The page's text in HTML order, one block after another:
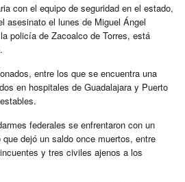
con el equipo de seguridad en el estado,
asesinato el lunes de Miguel Ángel
policía de Zacoalco de Torres, está
entre los que se encuentra una
en hospitales de Guadalajara y Puerto
federales se enfrentaron con un
dejó un saldo once muertos, entre
y tres civiles ajenos a los